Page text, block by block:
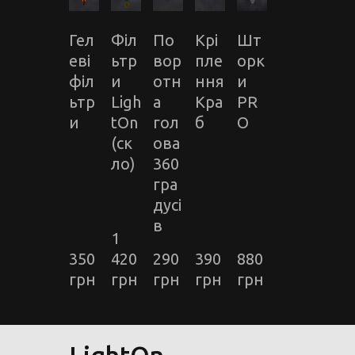
Гел
еві
філ
ьтр
и
350
грн
Філ
ьтр
и
Ligh
tOn
(ск
ло)
1
420
грн
По
вор
отн
а
гол
ова
360
гра
дусі
в
290
грн
Крі
пле
ння
Кра
б
390
грн
Шт
орк
и
PR
O
880
грн